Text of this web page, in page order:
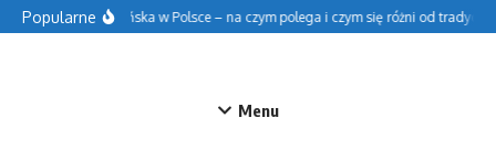
Przejdź do treści
PopularneSzkoła fińska w Polsce – na czym polega i czym się różni od tradycyjnej
Menu